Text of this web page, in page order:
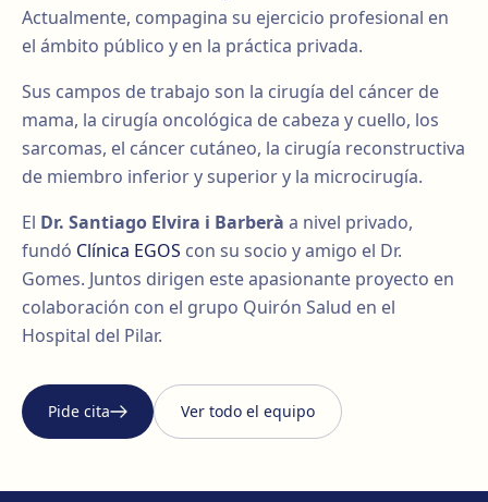
Actualmente, compagina su ejercicio profesional en
el ámbito público y en la práctica privada.
Sus campos de trabajo son la cirugía del cáncer de
mama, la cirugía oncológica de cabeza y cuello, los
sarcomas, el cáncer cutáneo, la cirugía reconstructiva
de miembro inferior y superior y la microcirugía.
El Dr. Santiago Elvira i Barberà a nivel privado,
fundó Clínica EGOS con su socio y amigo el Dr.
Gomes. Juntos dirigen este apasionante proyecto en
colaboración con el grupo Quirón Salud en el
Hospital del Pilar.
Pide cita Ver todo el equipo